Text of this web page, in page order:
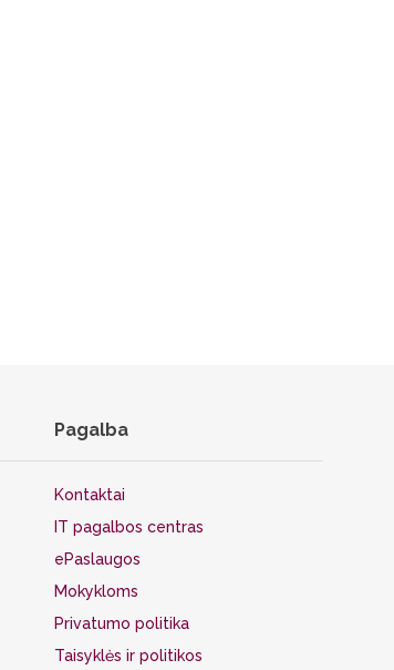
Pagalba
Kontaktai
IT pagalbos centras
ePaslaugos
Mokykloms
Privatumo politika
Taisyklės ir politikos